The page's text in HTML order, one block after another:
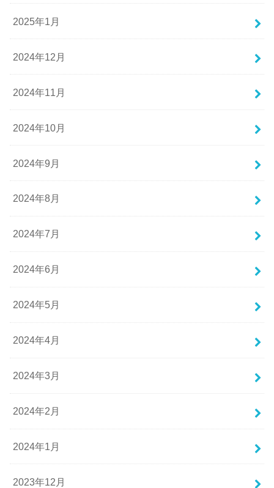
2025年1月
2024年12月
2024年11月
2024年10月
2024年9月
2024年8月
2024年7月
2024年6月
2024年5月
2024年4月
2024年3月
2024年2月
2024年1月
2023年12月